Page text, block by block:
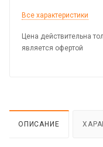
Все характеристики
Цена действительна
является офертой
ОПИСАНИЕ